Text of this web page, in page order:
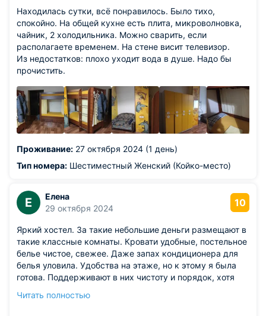
Находилась сутки, всё понравилось. Было тихо,
спокойно. На общей кухне есть плита, микроволновка,
чайник, 2 холодильника. Можно сварить, если
располагаете временем. На стене висит телевизор.
Из недостатков: плохо уходит вода в душе. Надо бы
прочистить.
Проживание: 27 октября 2024 (1 день)
Тип номера: Шестиместный Женский (Койко-место)
Е
Елена
29 октября 2024
10
Яркий хостел. За такие небольшие деньги размещают в
такие классные комнаты. Кровати удобные, постельное
белье чистое, свежее. Даже запах кондиционера для
белья уловила. Удобства на этаже, но к этому я была
готова. Поддерживают в них чистоту и порядок, хотя
Администратор — очень очаровательная девушка.
Читать полностью